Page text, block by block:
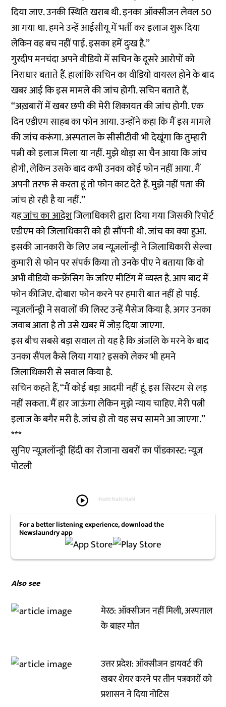
दिया जाए. उनकी स्थिति खराब थी. इनका ऑक्सीजन लेवल 50
आ गया था. हमने उन्हें आईसीयू में भर्ती कर इलाज शुरू दिया
लेकिन वह बच नहीं पाई. इसका हमें दुःख है.’’
गुरदीप मनचंदा अपने वीडियो में सचिन के दूसरे आरोपों को
निराधार बताते हैं. हालांकि सचिन का वीडियो वायरल होने के बाद
खबर आई कि इस मामले की जांच होगी. सचिन बताते हैं,
‘‘अख़बारों में खबर छपी की मेरी शिकायत की जांच होगी. एक
दिन एडीएम साहब का फोन आया. उन्होंने कहा कि मैं इस मामले
की जांच करूंगा. अस्पताल के सीसीटीवी भी देखूंगा कि तुम्हारी
पत्नी को इलाज मिला या नहीं. मुझे थोड़ा सा चैन आया कि जांच
होगी, लेकिन उसके बाद कभी उनका कोई फोन नहीं आया. मैं
अपनी तरफ से करता हूं तो फोन काट देते हैं. मुझे नहीं पता की
जांच हो रही है या नहीं.’’
यहजांच का आदेशजिलाधिकारी द्वारा दिया गया जिसकी रिपोर्ट
एडीएम को जिलाधिकारी को ही सौंपनी थी. जांच का क्या हुआ.
इसकी जानकारी के लिए जब न्यूज़लॉन्ड्री ने जिलाधिकारी सेल्वा
कुमारी से फोन पर संपर्क किया तो उनके पीए ने बताया कि वो
अभी वीडियो कन्फ्रेंसिग के जरिए मीटिंग में व्यस्त है. आप बाद में
फोन कीजिए. दोबारा फोन करने पर हमारी बात नहीं हो पाई.
न्यूजलॉन्ड्री ने सवालों की लिस्ट उन्हें मैसेज किया है. अगर उनका
जवाब आता है तो उसे खबर में जोड़ दिया जाएगा.
इस बीच सबसे बड़ा सवाल तो यह है कि अंजलि के मरने के बाद
उनका सैंपल कैसे लिया गया? इसको लेकर भी हमने
जिलाधिकारी से सवाल किया है.
सचिन कहते हैं, ‘‘मैं कोई बड़ा आदमी नहीं हूं. इस सिस्टम से लड़
नहीं सकता. मैं हार जाऊंगा लेकिन मुझे न्याय चाहिए. मेरी पत्नी
इलाज के बगैर मरी है. जांच हो तो यह सच सामने आ जाएगा.’’
***
सुनिए न्यूज़लॉन्ड्री हिंदी का रोजाना खबरों का पॉडकास्ट: न्यूज़
पोटली
play_circle -NaN:NaN:NaN
For a better listening experience, download the
Newslaundry app
Also see
मेरठ: ऑक्सीजन नहीं मिली, अस्पताल
के बाहर मौत
उत्तर प्रदेश: ऑक्सीजन डायवर्ट की
खबर शेयर करने पर तीन पत्रकारों को
प्रशासन ने दिया नोटिस